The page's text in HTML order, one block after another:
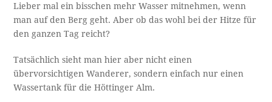
Lieber mal ein bisschen mehr Wasser mitnehmen, wenn
man auf den Berg geht. Aber ob das wohl bei der Hitze für
den ganzen Tag reicht?
Tatsächlich sieht man hier aber nicht einen
übervorsichtigen Wanderer, sondern einfach nur einen
Wassertank für die Höttinger Alm.